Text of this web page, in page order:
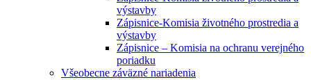
výstavby
Zápisnice-Komisia životného prostredia a
výstavby
Zápisnice – Komisia na ochranu verejného
poriadku
Všeobecne záväzné nariadenia